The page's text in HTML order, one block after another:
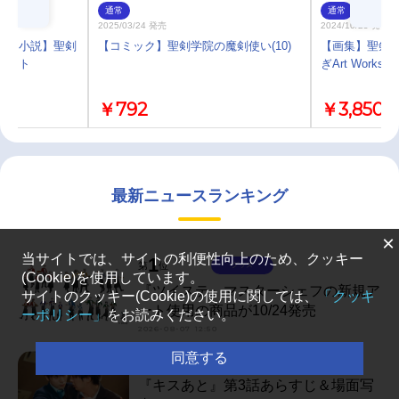
【小説】聖剣
ット
通常
2025/03/24 発売
【コミック】聖剣学院の魔剣使い(10)
￥792
通常
2024/10/25 発売
【画集】聖剣
ぎArt Works
￥3,850
最新ニュースランキング
第1位
『ツイステ』マスターシェフの新規ア
ート使用の商品が10/24発売
グッズ
『キスあと』第3話あらすじ＆場面写
マンガ・ラノベ
×
当サイトでは、サイトの利便性向上のため、クッキー
(Cookie)を使用しています。
サイトのクッキー(Cookie)の使用に関しては、「クッキ
ーポリシー」をお読みください。
同意する